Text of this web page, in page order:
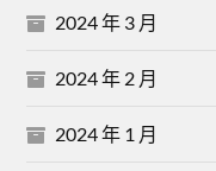
2024 年 3 月
2024 年 2 月
2024 年 1 月